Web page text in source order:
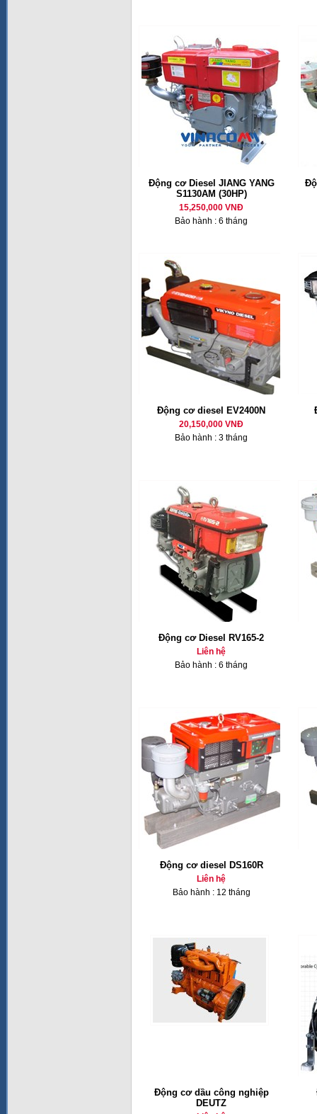
Động cơ Diesel JIANG YANG
S1130AM (30HP)
15,250,000 VNĐ
Bảo hành : 6 tháng
Động cơ diesel EV2400N
20,150,000 VNĐ
Bảo hành : 3 tháng
Động cơ Diesel RV165-2
Liên hệ
Bảo hành : 6 tháng
Động cơ diesel DS160R
Liên hệ
Bảo hành : 12 tháng
Động cơ dầu công nghiệp
DEUTZ